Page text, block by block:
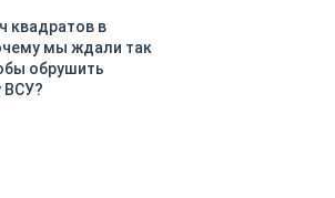
квадратов в
мы ждали так
обрушить
ВСУ?